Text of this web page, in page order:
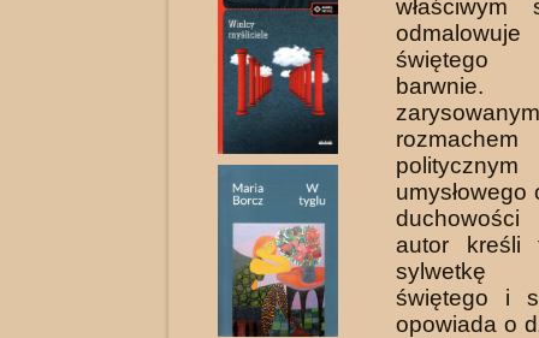
właściwym
świętego
umysłowego
autor kreśli
sylwetkę
świętego i
opowiada o